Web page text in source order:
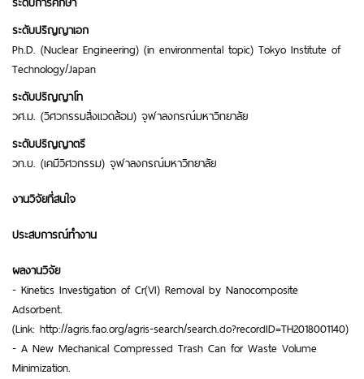
ระดับปริญญาเอก
Ph.D. (Nuclear Engineering) (in environmental topic) Tokyo Institute of
Technology/Japan
ระดับปริญญาโท
วศ.ม. (วิศวกรรมสิ่งแวดล้อม) จุฬาลงกรณ์มหาวิทยาลัย
ระดับปริญญาตรี
วท.บ. (เคมีวิศวกรรม) จุฬาลงกรณ์มหาวิทยาลัย
งานวิจัยที่สนใจ
ประสบการณ์ทำงาน
ผลงานวิจัย
- Kinetics Investigation of Cr(VI) Removal by Nanocomposite
Adsorbent.
(Link: http://agris.fao.org/agris-search/search.do?recordID=TH2018001140)
- A New Mechanical Compressed Trash Can for Waste Volume
Minimization.